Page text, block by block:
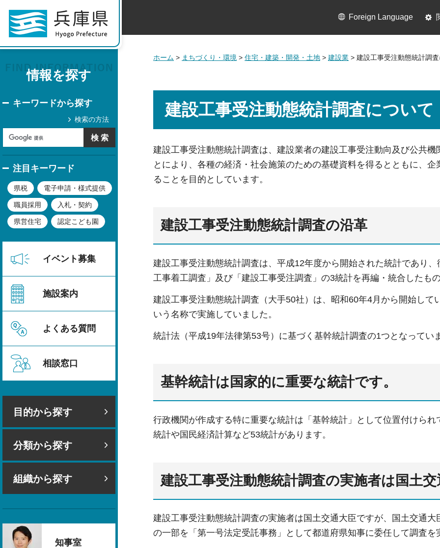
情報を探す
キーワードから探す
検索の方法
注目キーワード
県税 電子申請・様式提供
職員採用 入札・契約
県営住宅 認定こども園
イベント募集
施設案内
よくある質問
相談窓口
目的から探す
分類から探す
組織から探す
知事室
Foreign Language
ホーム > まちづくり・環境 > 住宅・建築・開発・土地 > 建設業 > 建設工事受注動態統計調
建設工事受注動態統計調査について
建設工事受注動態統計調査は、建設業者の建設工事受注動向及び公共
とにより、各種の経済・社会施策のための基礎資料を得るとともに、
ることを目的としています。
建設工事受注動態統計調査の沿革
建設工事受注動態統計調査は、平成12年度から開始された統計であり
工事着工調査」及び「建設工事受注調査」の3統計を再編・統合したも
建設工事受注動態統計調査（大手50社）は、昭和60年4月から開始し
いう名称で実施していました。
統計法（平成19年法律第53号）に基づく基幹統計調査の1つとなってい
基幹統計は国家的に重要な統計です。
行政機関が作成する特に重要な統計は「基幹統計」として位置付けら
統計や国民経済計算など53統計があります。
建設工事受注動態統計調査の実施者は国土
建設工事受注動態統計調査の実施者は国土交通大臣ですが、国土交通
の一部を「第一号法定受託事務」として都道府県知事に委任して調査を